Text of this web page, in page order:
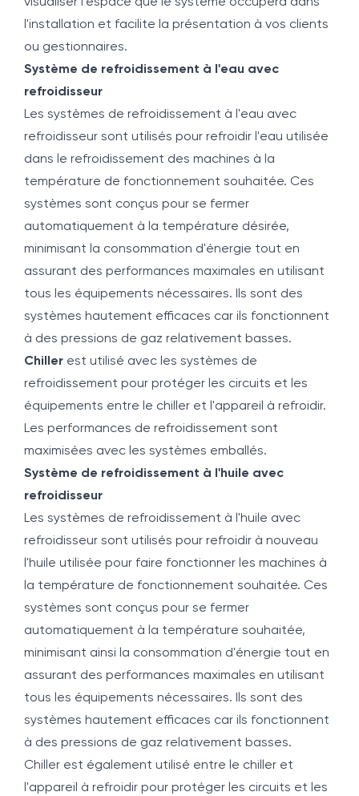
l'installation et facilite la présentation à vos clients
ou gestionnaires.
Système de refroidissement à l'eau avec
refroidisseur
Les systèmes de refroidissement à l'eau avec
refroidisseur sont utilisés pour refroidir l'eau utilisée
dans le refroidissement des machines à la
température de fonctionnement souhaitée. Ces
systèmes sont conçus pour se fermer
automatiquement à la température désirée,
minimisant la consommation d'énergie tout en
assurant des performances maximales en utilisant
tous les équipements nécessaires. Ils sont des
systèmes hautement efficaces car ils fonctionnent
à des pressions de gaz relativement basses.
Chiller est utilisé avec les systèmes de
refroidissement pour protéger les circuits et les
équipements entre le chiller et l'appareil à refroidir.
Les performances de refroidissement sont
maximisées avec les systèmes emballés.
Système de refroidissement à l'huile avec
refroidisseur
Les systèmes de refroidissement à l'huile avec
refroidisseur sont utilisés pour refroidir à nouveau
l'huile utilisée pour faire fonctionner les machines à
la température de fonctionnement souhaitée. Ces
systèmes sont conçus pour se fermer
automatiquement à la température souhaitée,
minimisant ainsi la consommation d'énergie tout en
assurant des performances maximales en utilisant
tous les équipements nécessaires. Ils sont des
systèmes hautement efficaces car ils fonctionnent
à des pressions de gaz relativement basses.
Chiller est également utilisé entre le chiller et
l'appareil à refroidir pour protéger les circuits et les